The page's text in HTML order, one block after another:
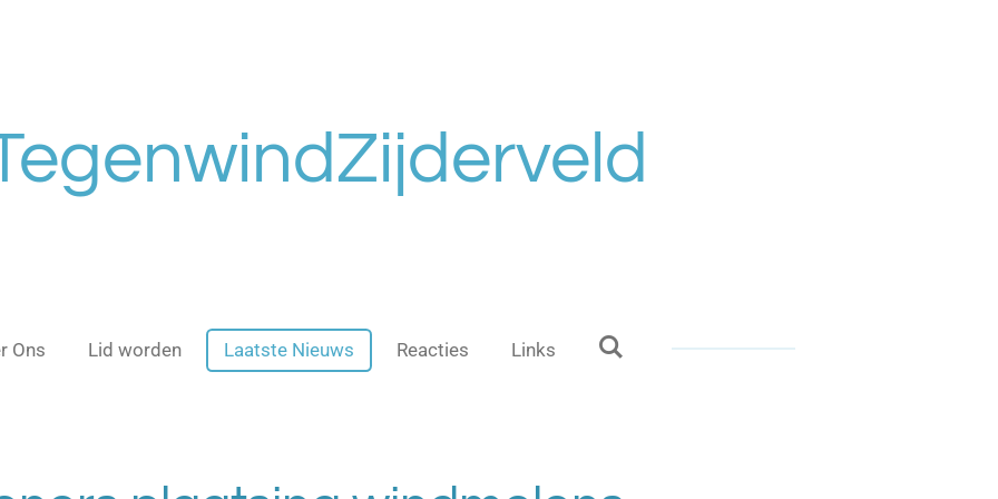
Ons Lid worden Laatste Nieuws Reacties Links